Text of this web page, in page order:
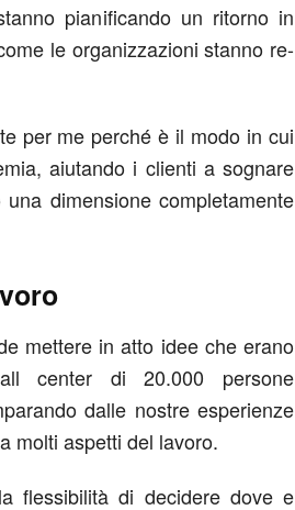
pianificando un ritorno in
le organizzazioni stanno re-
per me perché è il modo in cui
aiutando i clienti a sognare
dimensione completamente
mettere in atto idee che erano
center di 20.000 persone
dalle nostre esperienze
molti aspetti del lavoro.
flessibilità di decidere dove e